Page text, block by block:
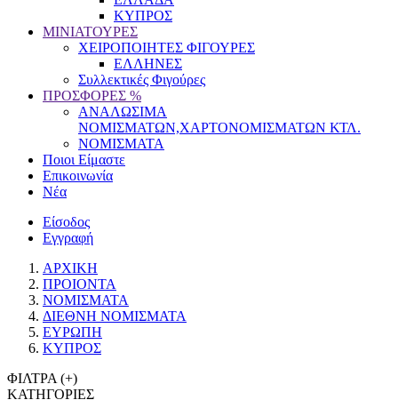
ΚΥΠΡΟΣ
ΜΙΝΙΑΤΟΥΡΕΣ
ΧΕΙΡΟΠΟΙΗΤΕΣ ΦΙΓΟΥΡΕΣ
ΕΛΛΗΝΕΣ
Συλλεκτικές Φιγούρες
ΠΡΟΣΦΟΡΕΣ %
ΑΝΑΛΩΣΙΜΑ
ΝΟΜΙΣΜΑΤΩΝ,ΧΑΡΤΟΝΟΜΙΣΜΑΤΩΝ ΚΤΛ.
ΝΟΜΙΣΜΑΤΑ
Ποιοι Είμαστε
Επικοινωνία
Νέα
Είσοδος
Εγγραφή
ΑΡΧΙΚΗ
ΠΡΟΙΟΝΤΑ
ΝΟΜΙΣΜΑΤΑ
ΔΙΕΘΝΗ ΝΟΜΙΣΜΑΤΑ
ΕΥΡΩΠΗ
ΚΥΠΡΟΣ
ΦΙΛΤΡΑ (+)
ΚΑΤΗΓΟΡΙΕΣ